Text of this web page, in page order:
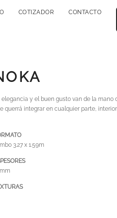
COTIZADOR CONTACTO
elegancia y el buen gusto van de la mano
querrá integrar en cualquier parte,
3.27 x 1.59m